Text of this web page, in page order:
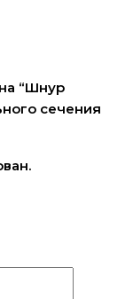
“Шнур
сечения